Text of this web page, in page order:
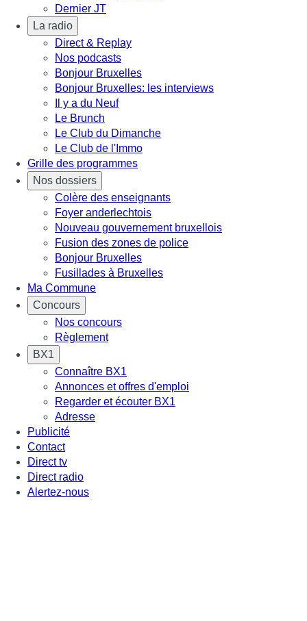
Dernier JT
La radio
Direct & Replay
Nos podcasts
Bonjour Bruxelles
Bonjour Bruxelles: les interviews
Il y a du Neuf
Le Brunch
Le Club du Dimanche
Le Club de l'Immo
Grille des programmes
Nos dossiers
Colère des enseignants
Foyer anderlechtois
Nouveau gouvernement bruxellois
Fusion des zones de police
Bonjour Bruxelles
Fusillades à Bruxelles
Ma Commune
Concours
Nos concours
Règlement
BX1
Connaître BX1
Annonces et offres d'emploi
Regarder et écouter BX1
Adresse
Publicité
Contact
Direct tv
Direct radio
Alertez-nous